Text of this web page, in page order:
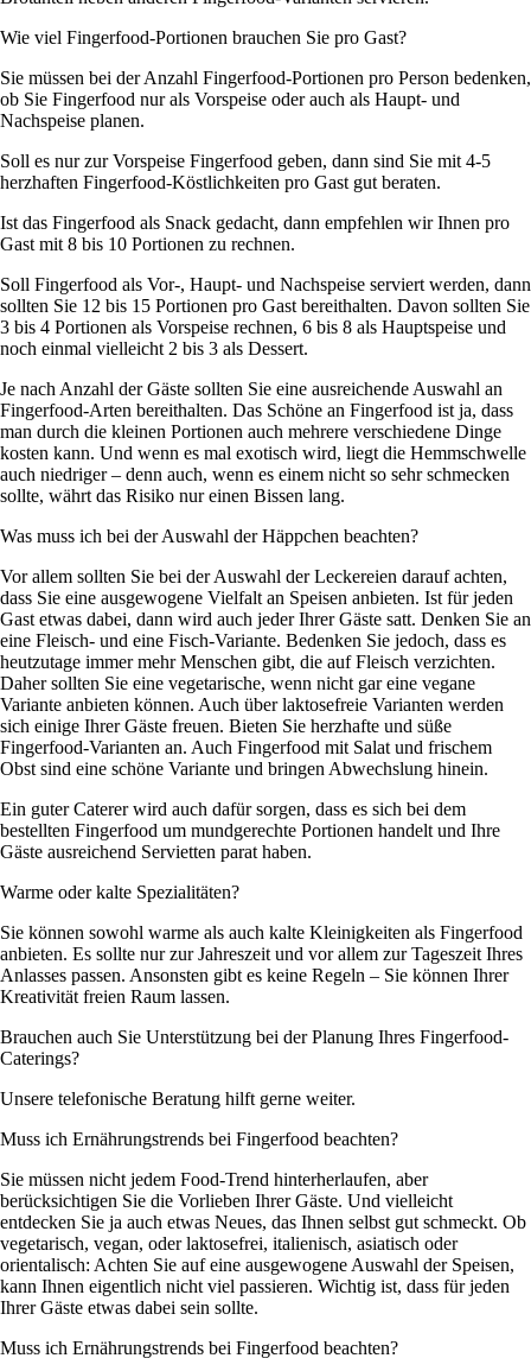
Wie viel Fingerfood-Portionen brauchen Sie pro Gast?
Sie müssen bei der Anzahl Fingerfood-Portionen pro Person bedenken,
ob Sie Fingerfood nur als Vorspeise oder auch als Haupt- und
Nachspeise planen.
Soll es nur zur Vorspeise Fingerfood geben, dann sind Sie mit 4-5
herzhaften Fingerfood-Köstlichkeiten pro Gast gut beraten.
Ist das Fingerfood als Snack gedacht, dann empfehlen wir Ihnen pro
Gast mit 8 bis 10 Portionen zu rechnen.
Soll Fingerfood als Vor-, Haupt- und Nachspeise serviert werden, dann
sollten Sie 12 bis 15 Portionen pro Gast bereithalten. Davon sollten Sie
3 bis 4 Portionen als Vorspeise rechnen, 6 bis 8 als Hauptspeise und
noch einmal vielleicht 2 bis 3 als Dessert.
Je nach Anzahl der Gäste sollten Sie eine ausreichende Auswahl an
Fingerfood-Arten bereithalten. Das Schöne an Fingerfood ist ja, dass
man durch die kleinen Portionen auch mehrere verschiedene Dinge
kosten kann. Und wenn es mal exotisch wird, liegt die Hemmschwelle
auch niedriger – denn auch, wenn es einem nicht so sehr schmecken
sollte, währt das Risiko nur einen Bissen lang.
Was muss ich bei der Auswahl der Häppchen beachten?
Vor allem sollten Sie bei der Auswahl der Leckereien darauf achten,
dass Sie eine ausgewogene Vielfalt an Speisen anbieten. Ist für jeden
Gast etwas dabei, dann wird auch jeder Ihrer Gäste satt. Denken Sie an
eine Fleisch- und eine Fisch-Variante. Bedenken Sie jedoch, dass es
heutzutage immer mehr Menschen gibt, die auf Fleisch verzichten.
Daher sollten Sie eine vegetarische, wenn nicht gar eine vegane
Variante anbieten können. Auch über laktosefreie Varianten werden
sich einige Ihrer Gäste freuen. Bieten Sie herzhafte und süße
Fingerfood-Varianten an. Auch Fingerfood mit Salat und frischem
Obst sind eine schöne Variante und bringen Abwechslung hinein.
Ein guter Caterer wird auch dafür sorgen, dass es sich bei dem
bestellten Fingerfood um mundgerechte Portionen handelt und Ihre
Gäste ausreichend Servietten parat haben.
Warme oder kalte Spezialitäten?
Sie können sowohl warme als auch kalte Kleinigkeiten als Fingerfood
anbieten. Es sollte nur zur Jahreszeit und vor allem zur Tageszeit Ihres
Anlasses passen. Ansonsten gibt es keine Regeln – Sie können Ihrer
Kreativität freien Raum lassen.
Brauchen auch Sie Unterstützung bei der Planung Ihres Fingerfood-
Caterings?
Unsere telefonische Beratung hilft gerne weiter.
Muss ich Ernährungstrends bei Fingerfood beachten?
Sie müssen nicht jedem Food-Trend hinterherlaufen, aber
berücksichtigen Sie die Vorlieben Ihrer Gäste. Und vielleicht
entdecken Sie ja auch etwas Neues, das Ihnen selbst gut schmeckt. Ob
vegetarisch, vegan, oder laktosefrei, italienisch, asiatisch oder
orientalisch: Achten Sie auf eine ausgewogene Auswahl der Speisen,
kann Ihnen eigentlich nicht viel passieren. Wichtig ist, dass für jeden
Ihrer Gäste etwas dabei sein sollte.
Muss ich Ernährungstrends bei Fingerfood beachten?